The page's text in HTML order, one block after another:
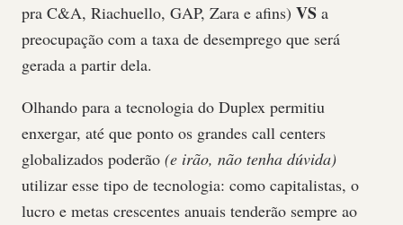
pra C&A, Riachuello, GAP, Zara e afins) VS a
preocupação com a taxa de desemprego que será
gerada a partir dela.
Olhando para a tecnologia do Duplex permitiu
enxergar, até que ponto os grandes call centers
globalizados poderão (e irão, não tenha dúvida)
utilizar esse tipo de tecnologia: como capitalistas, o
lucro e metas crescentes anuais tenderão sempre ao